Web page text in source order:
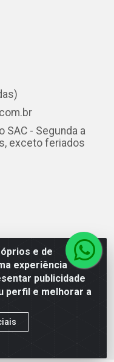
e de
experiência
publicidade
perfil e melhorar a
SAC - Segunda a
exceto feriados
Góes Monteiro, 7049
57061-000 - CNPJ
20